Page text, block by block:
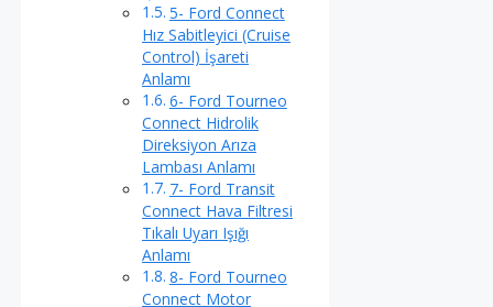
5- Ford Connect
Hız Sabitleyici (Cruise
Control) İşareti
Anlamı
6- Ford Tourneo
Connect Hidrolik
Direksiyon Arıza
Lambası Anlamı
7- Ford Transit
Connect Hava Filtresi
Tıkalı Uyarı Işığı
Anlamı
8- Ford Tourneo
Connect Motor